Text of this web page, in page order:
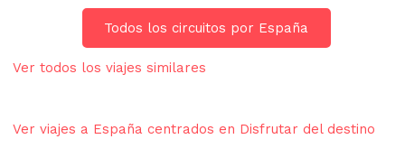
Todos los circuitos por España
Ver todos los viajes similares
Ver viajes a España centrados en Disfrutar del destino